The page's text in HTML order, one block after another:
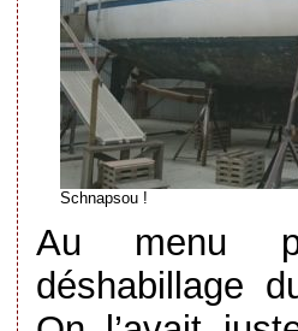
Schnapsou !
Au menu
déshabillage